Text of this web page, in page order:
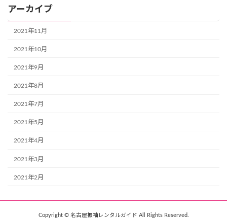
アーカイブ
2021年11月
2021年10月
2021年9月
2021年8月
2021年7月
2021年5月
2021年4月
2021年3月
2021年2月
Copyright © 名古屋振袖レンタルガイド All Rights Reserved.